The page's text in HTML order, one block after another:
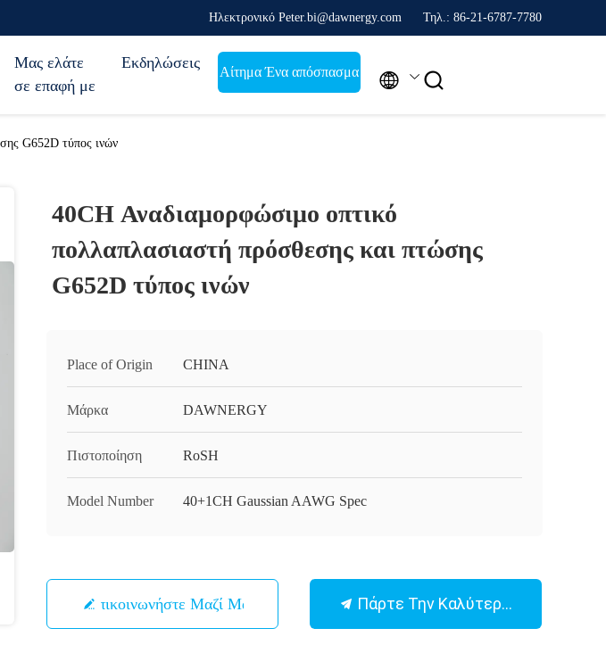
Ηλεκτρονικό Peter.bi@dawnergy.com Τηλ.: 86-21-6787-7780
Μας ελάτε
σε επαφή με
Εκδηλώσεις
Αίτημα Ένα απόσπασμα  
G652D τύπος ινών
40CH Αναδιαμορφώσιμο οπτικό
πολλαπλασιαστή πρόσθεσης και πτώσης
G652D τύπος ινών
Place of Origin CHINA
Μάρκα DAWNERGY
Πιστοποίηση RoSH
Model Number 40+1CH Gaussian AAWG Spec
Επικοινωνήστε Μαζί Μας Πάρτε Την Καλύτερη Τιμή